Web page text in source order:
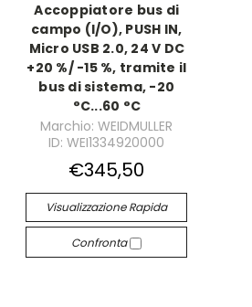
Accoppiatore bus di
campo (I/O), PUSH IN,
Micro USB 2.0, 24 V DC
+20 %/ -15 %, tramite il
bus di sistema, -20
°C...60 °C
Marchio: WEIDMULLER
ID: WEI1334920000
€345,50
Visualizzazione Rapida
Confronta